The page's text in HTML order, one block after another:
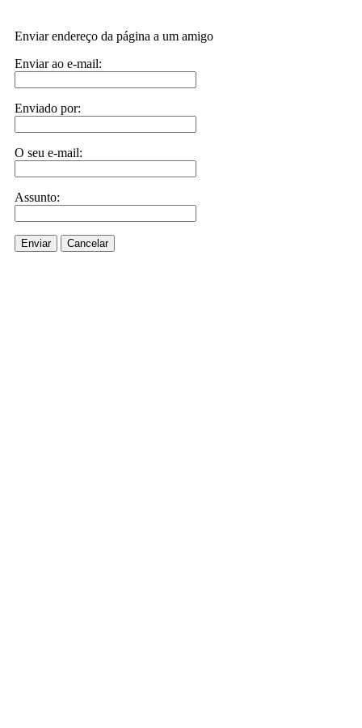
Enviar endereço da página a um amigo
Enviar ao e-mail:
Enviado por:
O seu e-mail:
Assunto:
Enviar Cancelar